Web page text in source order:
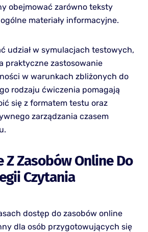
obejmować zarówno teksty
materiały informacyjne.
udział w symulacjach testowych,
praktyczne zastosowanie
w warunkach zbliżonych do
rodzaju ćwiczenia pomagają
się z formatem testu oraz
zarządzania czasem
Z Zasobów Online Do
Czytania
dostęp do zasobów online
dla osób przygotowujących się